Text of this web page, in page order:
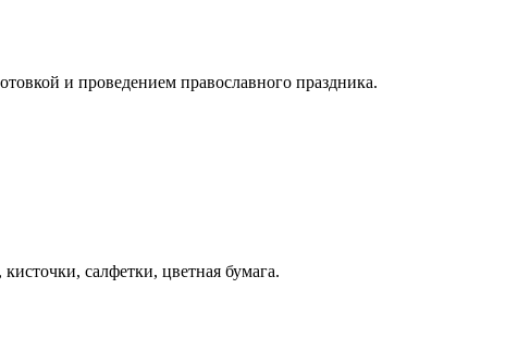
и проведением православного праздника.
салфетки, цветная бумага.